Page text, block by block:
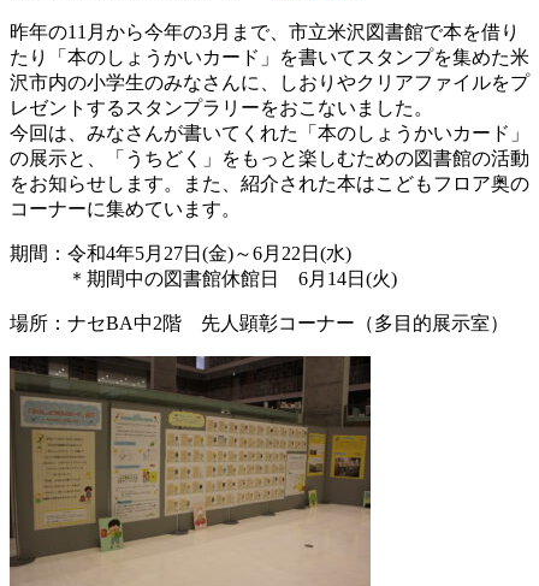
昨年の11月から今年の3月まで、市立米沢図書館で本を借り
たり「本のしょうかいカード」を書いてスタンプを集めた米
沢市内の小学生のみなさんに、しおりやクリアファイルをプ
レゼントするスタンプラリーをおこないました。
今回は、みなさんが書いてくれた「本のしょうかいカード」
の展示と、「うちどく」をもっと楽しむための図書館の活動
をお知らせします。また、紹介された本はこどもフロア奥の
コーナーに集めています。
期間：令和4年5月27日(金)～6月22日(水)
＊期間中の図書館休館日 6月14日(火)
場所：ナセBA中2階 先人顕彰コーナー（多目的展示室）